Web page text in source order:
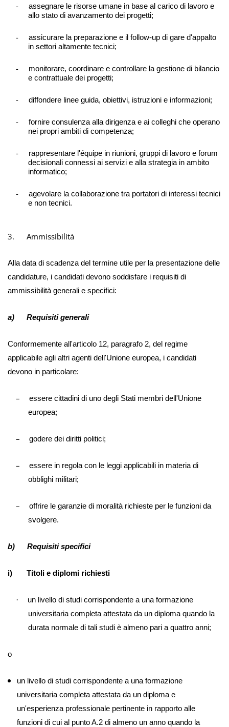
-
assegnare le risorse umane in base al carico di lavoro e
allo stato di avanzamento dei progetti;
-
assicurare la preparazione e il follow-up di gare d'appalto
in settori altamente tecnici;
-
monitorare, coordinare e controllare la gestione di bilancio
e contrattuale dei progetti;
- diffondere linee guida, obiettivi, istruzioni e informazioni;
-
fornire consulenza alla dirigenza e ai colleghi che operano
nei propri ambiti di competenza;
-
rappresentare l'équipe in riunioni, gruppi di lavoro e forum
decisionali connessi ai servizi e alla strategia in ambito
informatico;
-
agevolare la collaborazione tra portatori di interessi tecnici
e non tecnici.
3. Ammissibilità
Alla data di scadenza del termine utile per la presentazione delle
candidature, i candidati devono soddisfare i requisiti di
ammissibilità generali e specifici:
a) Requisiti generali
Conformemente all'articolo 12, paragrafo 2, del regime
applicabile agli altri agenti dell'Unione europea, i candidati
devono in particolare:
–
essere cittadini di uno degli Stati membri dell'Unione
europea;
– godere dei diritti politici;
–
essere in regola con le leggi applicabili in materia di
obblighi militari;
–
offrire le garanzie di moralità richieste per le funzioni da
svolgere.
b) Requisiti specifici
i) Titoli e diplomi richiesti
·
un livello di studi corrispondente a una formazione
universitaria completa attestata da un diploma quando la
durata normale di tali studi è almeno pari a quattro anni;
o
un livello di studi corrispondente a una formazione
universitaria completa attestata da un diploma e
un'esperienza professionale pertinente in rapporto alle
funzioni di cui al punto A.2 di almeno un anno quando la